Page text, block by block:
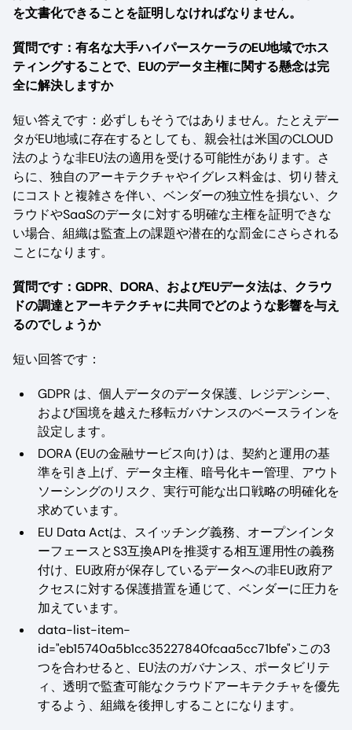
を文書化できることを証明しなければなりません。
質問です：有名な大手ハイパースケーラのEU地域でホス
ティングすることで、EUのデータ主権に関する懸念は完
全に解決しますか
短い答えです：必ずしもそうではありません。たとえデー
タがEU地域に存在するとしても、親会社は米国のCLOUD
法のような非EU法の適用を受ける可能性があります。さ
らに、独自のアーキテクチャやイグレス料金は、切り替え
にコストと複雑さを伴い、ベンダーの独立性を損ない、ク
ラウドやSaaSのデータに対する明確な主権を証明できな
い場合、組織は監査上の課題や潜在的な罰金にさらされる
ことになります。
質問です：GDPR、DORA、およびEUデータ法は、クラウ
ドの調達とアーキテクチャに共同でどのような影響を与え
るのでしょうか
短い回答です：
GDPR は、個人データのデータ保護、レジデンシー、
および国境を越えた移転ガバナンスのベースラインを
設定します。
DORA (EUの金融サービス向け) は、契約と運用の基
準を引き上げ、データ主権、暗号化キー管理、アウト
ソーシングのリスク、実行可能な出口戦略の明確化を
求めています。
EU Data Actは、スイッチング義務、オープンインタ
ーフェースとS3互換APIを推奨する相互運用性の義務
付け、EU政府が保存しているデータへの非EU政府ア
クセスに対する保護措置を通じて、ベンダーに圧力を
加えています。
data-list-item-
id="eb15740a5b1cc35227840fcaa5cc71bfe">この3
つを合わせると、EU法のガバナンス、ポータビリテ
ィ、透明で監査可能なクラウドアーキテクチャを優先
するよう、組織を後押しすることになります。